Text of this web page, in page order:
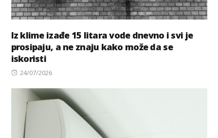
Iz klime izađe 15 litara vode dnevno i svi je
prosipaju, a ne znaju kako može da se
iskoristi
Posted
24/07/2026